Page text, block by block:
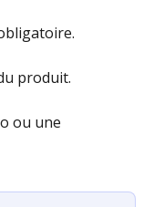
produit.
ou une